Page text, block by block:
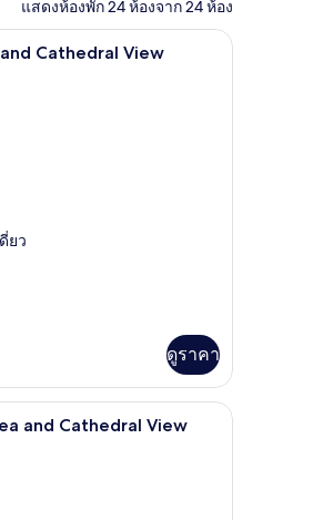
แสดงห้องพัก 24 ห้องจาก 24 ห้อง
มินิบาร์, ตู้นิรภัยในห้องพัก, โต๊ะทำงาน
เครื่องนอนระดับพรีเมียม, มินิบาร์, ตู้นิรภัยในห้
Cathedral View
ยว
ดูราคา
View | เครื่องนอนระดับพรีเมียม, มินิบาร์, ตู้นิรภัยในห้องพัก, โต๊ะทำงาน
Red Level Junior Suite Sea and Cathedral
and Cathedral View